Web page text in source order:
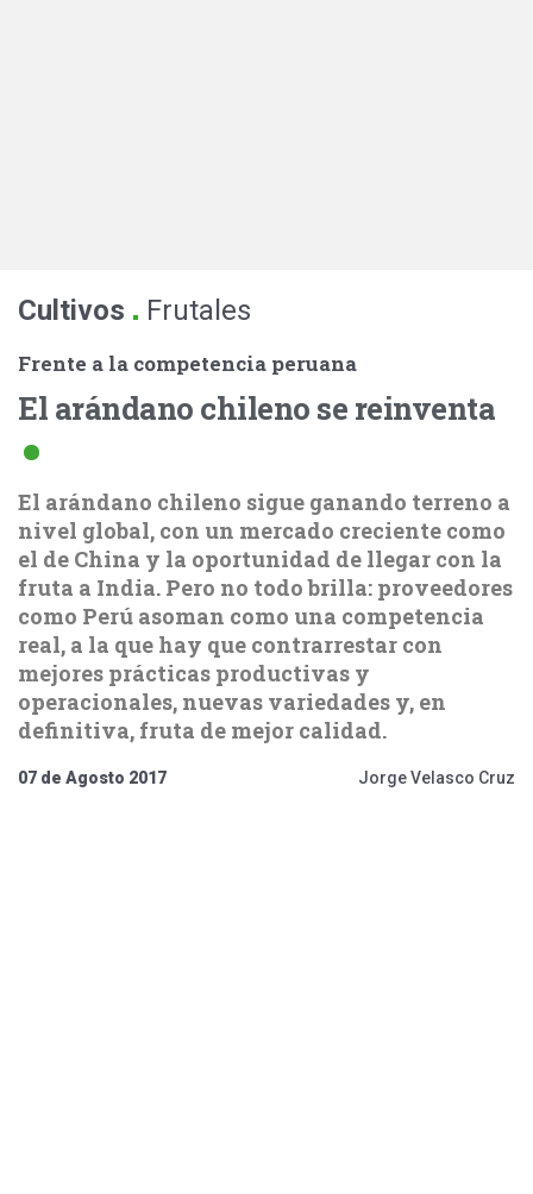
Cultivos . Frutales
Frente a la competencia peruana
El arándano chileno se reinventa
El arándano chileno sigue ganando terreno a
nivel global, con un mercado creciente como
el de China y la oportunidad de llegar con la
fruta a India. Pero no todo brilla: proveedores
como Perú asoman como una competencia
real, a la que hay que contrarrestar con
mejores prácticas productivas y
operacionales, nuevas variedades y, en
definitiva, fruta de mejor calidad.
07 de Agosto 2017 Jorge Velasco Cruz